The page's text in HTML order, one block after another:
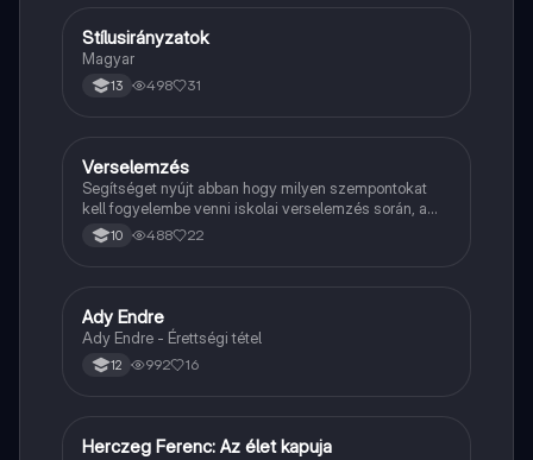
Magyar
Stílusirányzatok
Magyar
13 498 31
Magyar
Verselemzés
Segítséget nyújt abban hogy milyen szempontokat
kell fogyelembe venni iskolai verselemzés során, a
sikeres dolgozathoz.
10 488 22
Magyar
Ady Endre
Ady Endre - Érettségi tétel
12 992 16
Magyar
Herczeg Ferenc: Az élet kapuja